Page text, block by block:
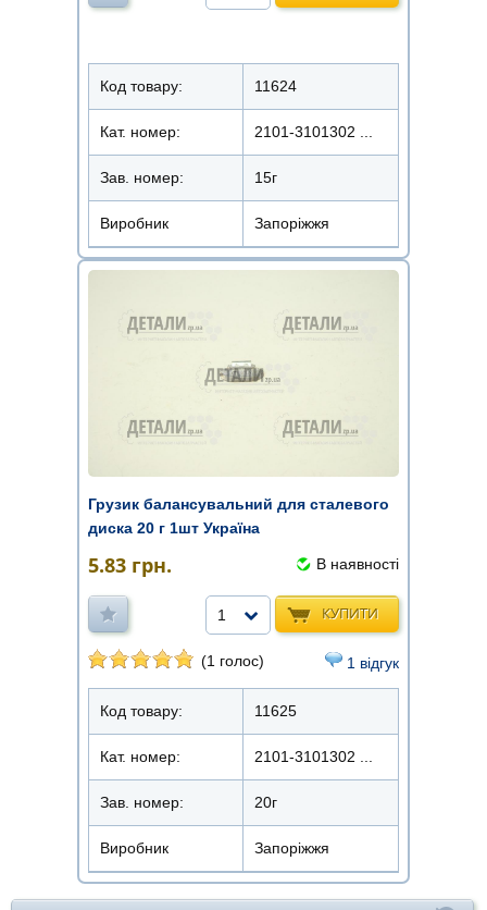
Код товару: 11624
Кат. номер: 2101-3101302 ...
Зав. номер: 15г
Виробник Запоріжжя
Грузик балансувальний для сталевого
диска 20 г 1шт Україна
5.83 грн. В наявності
КУПИТИ
1
(1 голос) 1 відгук
Код товару: 11625
Кат. номер: 2101-3101302 ...
Зав. номер: 20г
Виробник Запоріжжя